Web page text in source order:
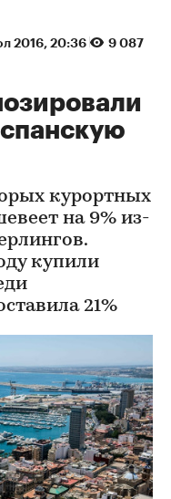
2016, 20:36 9 087
курортных
на 9% из-
купили
21%